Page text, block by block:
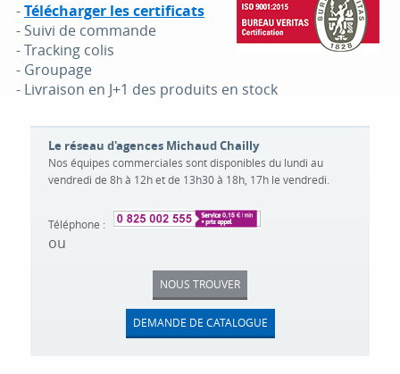
-Télécharger les certificats
- Suivi de commande
- Tracking colis
- Groupage
- Livraison en J+1 des produits en stock
Le réseau d'agences Michaud Chailly
Nos équipes commerciales sont disponibles du lundi au
vendredi de 8h à 12h et de 13h30 à 18h, 17h le vendredi.
Téléphone :
ou
NOUS TROUVER
DEMANDE DE CATALOGUE